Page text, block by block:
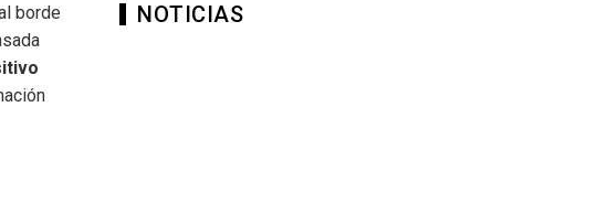
borde
NOTICIAS